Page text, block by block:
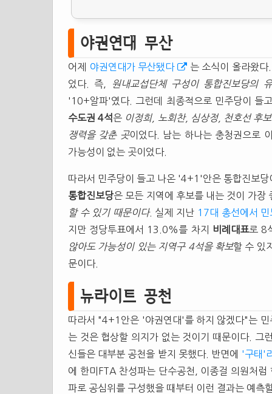
야권연대 무산
어제 야권연대가 무산됐다
는 소식이 올라왔
었다. 즉,
원내교섭단체 구성이 통합진보당의
'10+알파'였다. 그런데 최종적으로 민주당이 들
수도권 4석은 이정희, 노회찬, 심상정, 천호선 후
쟁력을 갖춘 곳이었다. 남는 하나는 충청권으로
가능성이 없는 곳이었다.
따라서 민주당이 들고 나온 '4+1'안은 통합진보
통합진보당은 모든 지역에 후보를 내는 것이 가장
할 수 있기 때문이다. 실제 지난 17대 총선에서
지만 정당투표에서 13.0%를 차지
비례대표로 8
않아도 가능성이 있는 지역구 4석을 확보할 수 있
문이다.
뉴라이트 공천
따라서 "4+1안은 '야권연대'를 하지 않겠다"는 민
는 것은 협상할 의지가 없는 것이기 때문이다. 그
신들은 대부분 공천을 받지 못했다. 반면에 '구태'
에 한미FTA 찬성파는 단수공천, 이종걸 의원처
파로 공심위를 구성했을 때부터 이런 결과는 예측